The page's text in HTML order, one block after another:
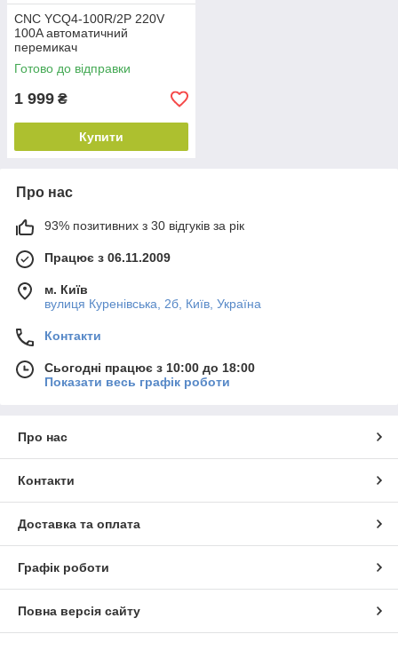
CNC YCQ4-100R/2P 220V
100A автоматичний
перемикач
Готово до відправки
1 999 ₴
Купити
Про нас
93% позитивних з 30 відгуків за рік
Працює з 06.11.2009
м. Київ
вулиця Куренівська, 2б, Київ, Україна
Контакти
Сьогодні працює з 10:00 до 18:00
Показати весь графік роботи
Про нас
Контакти
Доставка та оплата
Графік роботи
Повна версія сайту